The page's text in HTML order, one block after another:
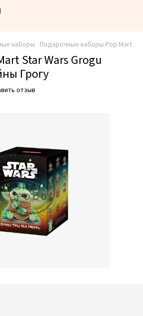
наборы Подарочные наборы Pop Mart
Star Wars Grogu
Грогу
отзыв